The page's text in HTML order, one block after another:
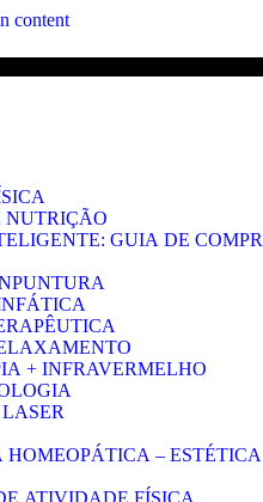
content
NUTRIÇÃO
GUIA DE
+ INFRAVERMELHO
HOMEOPÁTICA –